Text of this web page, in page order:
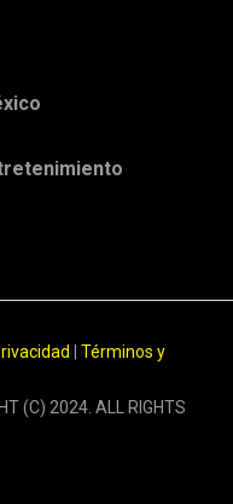
Términos y
(C) 2024. ALL RIGHTS